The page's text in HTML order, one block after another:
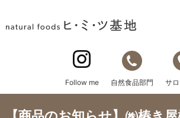
Follow me 自然食品部門 サ